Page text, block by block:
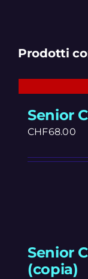
Prodotti
Senior
CHF68.00
Senior
(copia)